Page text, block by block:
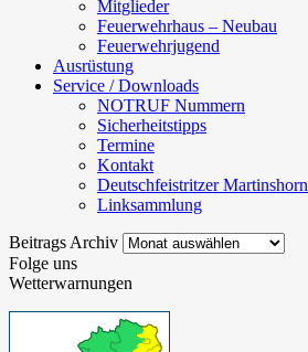
Mitglieder
Feuerwehrhaus – Neubau
Feuerwehrjugend
Ausrüstung
Service / Downloads
NOTRUF Nummern
Sicherheitstipps
Termine
Kontakt
Deutschfeistritzer Martinshorn
Linksammlung
Beitrags Archiv Beitrags
Folge uns
Wetterwarnungen